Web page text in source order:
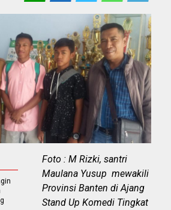
Foto : M Rizki, santri
Maulana Yusup mewakili
Provinsi Banten di Ajang
Stand Up Komedi Tingkat